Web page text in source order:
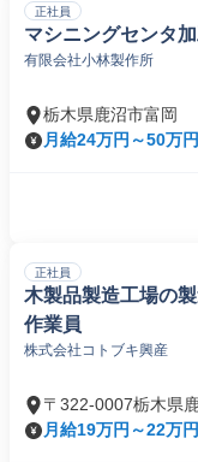
正社員
マシニングセンタ
有限会社小林製作所
栃木県鹿沼市富岡
月給24万円～50万円
正社員
木製品製造工場の
作業員
株式会社コトブキ興産
〒322-0007栃木県
月給19万円～22万円